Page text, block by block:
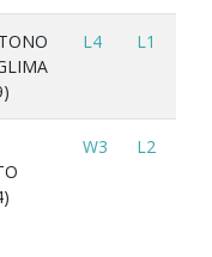
L4 L1
W3 L2